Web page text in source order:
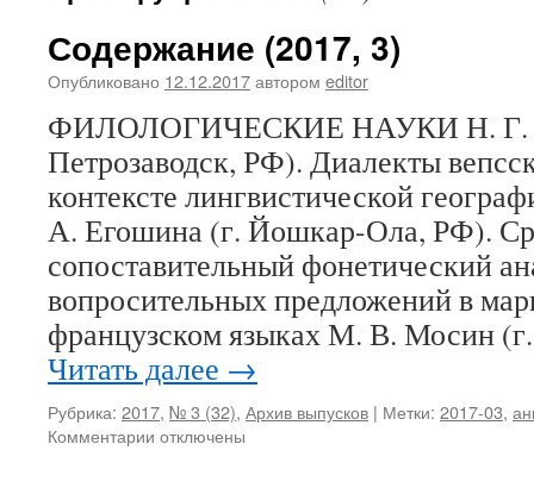
Содержание (2017, 3)
Опубликовано 12.12.2017автором editor
ФИЛОЛОГИЧЕСКИЕ НАУКИ Н. Г.
Петрозаводск, РФ). Диалекты
контексте лингвистической
А. Егошина (г. Йошкар-Ола, РФ).
сопоставительный фонетический
вопросительных предложений в
французском языках М. В. Мосин
Читать далее →
Рубрика: 2017, № 3 (32), Архив выпусков | Метки: 2017-03,
Комментарии котключены